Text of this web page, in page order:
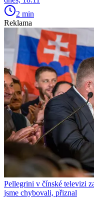
2 min
Reklama
Pellegrini v čínské televizi
jsme chybovali, přiznal